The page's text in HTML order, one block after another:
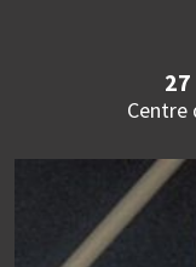
27
Centre